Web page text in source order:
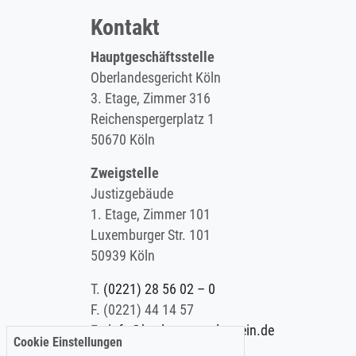
Kontakt
Hauptgeschäftsstelle
Oberlandesgericht Köln
3. Etage, Zimmer 316
Reichenspergerplatz 1
50670 Köln
Zweigstelle
Justizgebäude
1. Etage, Zimmer 101
Luxemburger Str. 101
50939 Köln
T. (0221) 28 56 02 – 0
F. (0221) 44 14 57
E.info@koelner-anwaltverein.de
Cookie Einstellungen